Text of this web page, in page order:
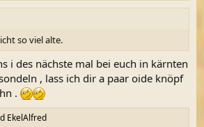
so viel alte.
i des nächste mal bei euch in kärnten
, lass ich dir a paar oide knöpf
.
EkelAlfred